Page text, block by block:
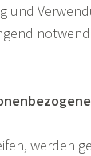
und
werden